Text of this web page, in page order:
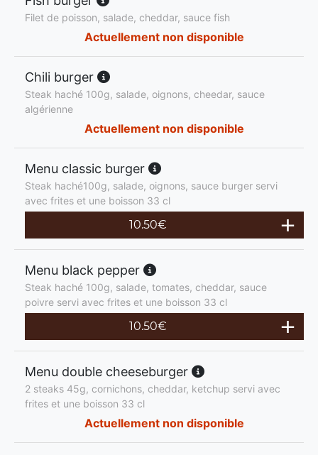
Filet de poisson, salade, cheddar, sauce fish
Actuellement non disponible
Chili burger
Steak haché 100g, salade, oignons, cheedar, sauce
algérienne
Actuellement non disponible
Menu classic burger
Steak haché100g, salade, oignons, sauce burger servi
avec frites et une boisson 33 cl
10.50€
Menu black pepper
Steak haché 100g, salade, tomates, cheddar, sauce
poivre servi avec frites et une boisson 33 cl
10.50€
Menu double cheeseburger
2 steaks 45g, cornichons, cheddar, ketchup servi avec
frites et une boisson 33 cl
Actuellement non disponible